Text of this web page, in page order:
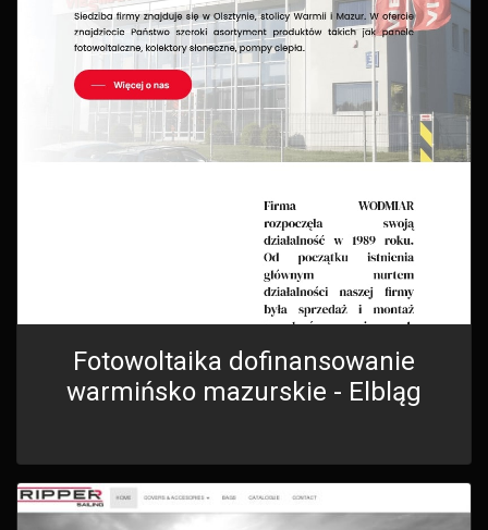
Fotowoltaika dofinansowanie
warmińsko mazurskie - Elbląg